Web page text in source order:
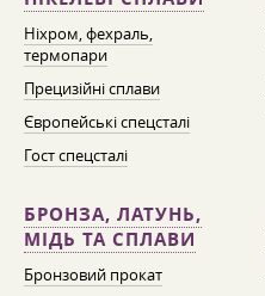
Ніхром, фехраль,
термопари
Прецизійні сплави
Європейські спецсталі
Гост спецсталі
БРОНЗА, ЛАТУНЬ,
МІДЬ ТА СПЛАВИ
Бронзовий прокат